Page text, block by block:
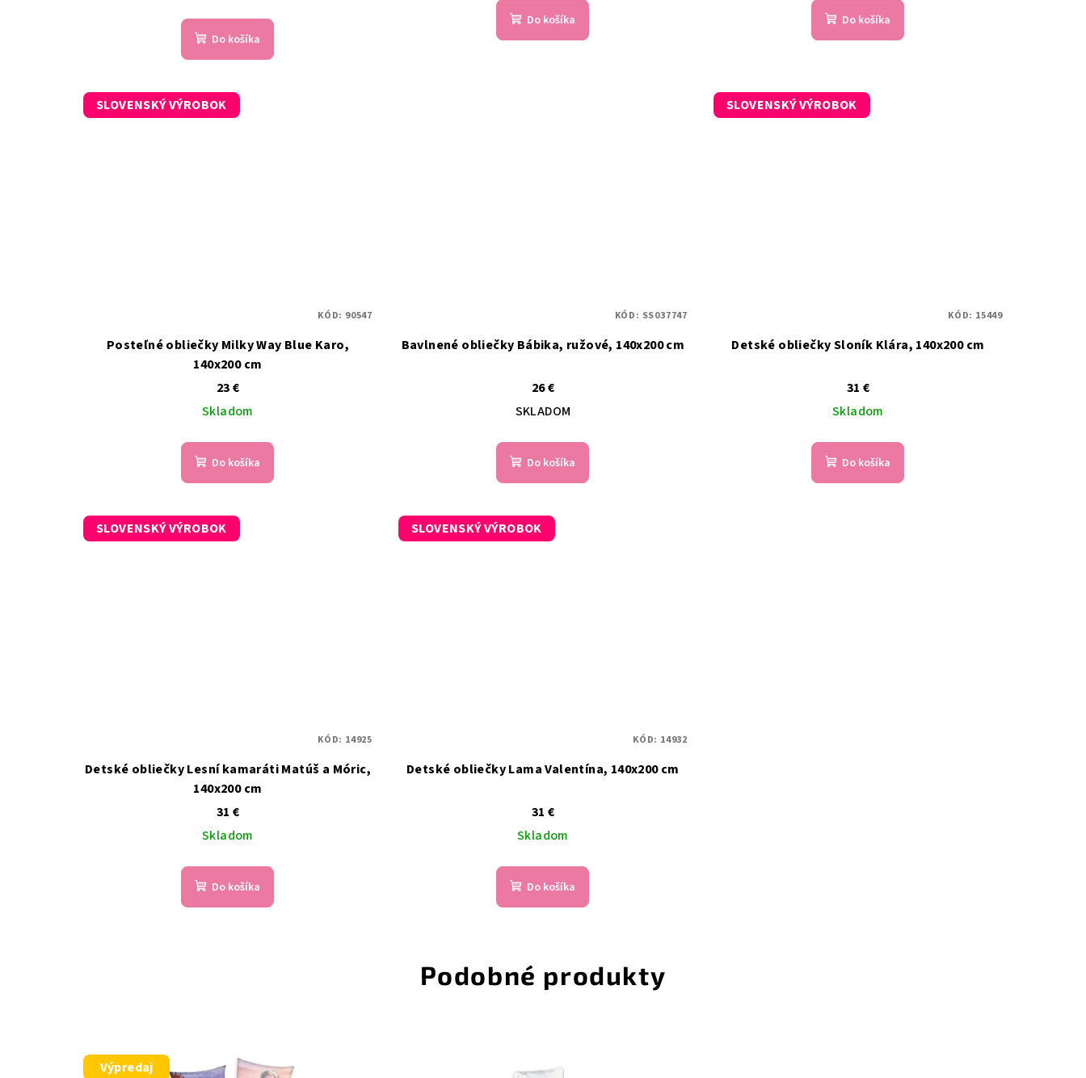
Do košíka
Do košíka Do košíka
SLOVENSKÝ VÝROBOK
Posteľné obliečky Milky Way Blue Karo,
140x200 cm
23 €
Skladom
Do košíka
KÓD: 90547
Bavlnené obliečky Bábika, ružové, 140x200 cm
26 €
SKLADOM
Do košíka
KÓD: SS037747
SLOVENSKÝ VÝROBOK
Detské obliečky Sloník Klára, 140x200 cm
31 €
Skladom
Do košíka
KÓD: 15449
SLOVENSKÝ VÝROBOK
Detské obliečky Lesní kamaráti Matúš a Móric,
140x200 cm
31 €
Skladom
Do košíka
KÓD: 14925
SLOVENSKÝ VÝROBOK
Detské obliečky Lama Valentína, 140x200 cm
31 €
Skladom
Do košíka
KÓD: 14932
Podobné produkty
Výpredaj